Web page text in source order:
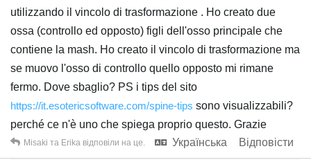
Купити
utilizzando il vincolo di trasformazione . Ho creato due
ossa (controllo ed opposto) figli dell'osso principale che
contiene la mash. Ho creato il vincolo di trasformazione ma
se muovo l'osso di controllo quello opposto mi rimane
fermo. Dove sbaglio? PS i tips del sito
https://it.esotericsoftware.com/spine-tips sono visualizzabili?
perché ce n'è uno che spiega proprio questo. Grazie
Українська
Відповісти
Misaki та Erika відповіли на це.